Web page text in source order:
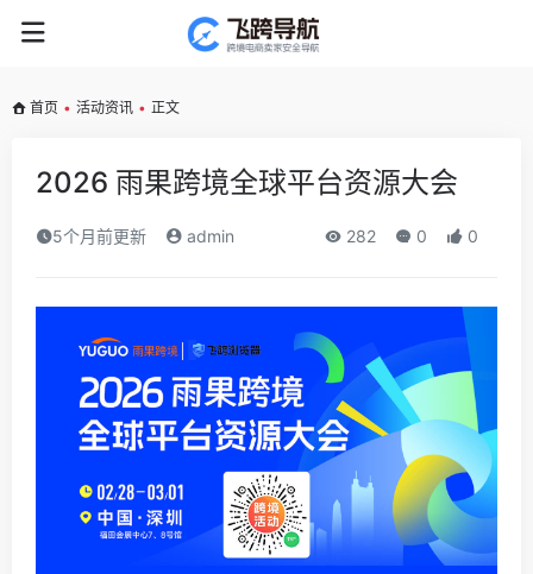
首页 • 活动资讯 • 正文
2026 雨果跨境全球平台资源大会
5个月前更新 admin 282 0 0